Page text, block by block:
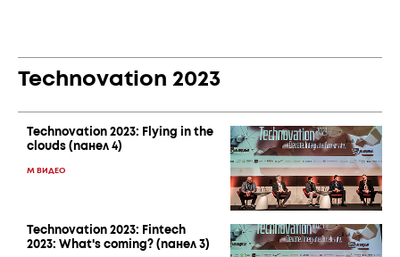
Technovation 2023
Technovation 2023: Flying in the
clouds (панел 4)
M ВИДЕО
Technovation 2023: Fintech
2023: What's coming? (панел 3)